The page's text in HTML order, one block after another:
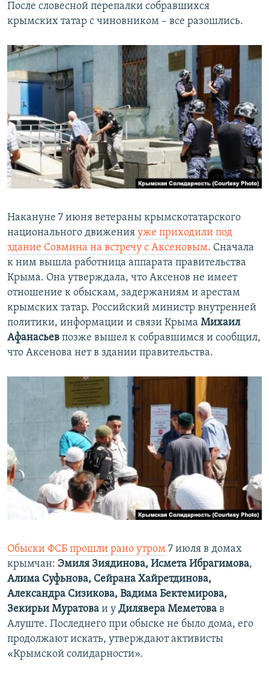
После словесной перепалки собравшихся
крымских татар с чиновником – все разошлись.
Накануне 7 июня ветераны крымскотатарского
национального движения уже приходили под
здание Совмина на встречу с Аксеновым. Сначала
к ним вышла работница аппарата правительства
Крыма. Она утверждала, что Аксенов не имеет
отношение к обыскам, задержаниям и арестам
крымских татар. Российский министр внутренней
политики, информации и связи Крыма Михаил
Афанасьев позже вышел к собравшимся и сообщил,
что Аксенова нет в здании правительства.
Обыски ФСБ прошли рано утром 7 июля в домах
крымчан: Эмиля Зиядинова, Исмета Ибрагимова,
Алима Суфьнова, Сейрана Хайретдинова,
Александра Сизикова, Вадима Бектемирова,
Зекирьи Муратова и у Дилявера Меметова в
Алуште. Последнего при обыске не было дома, его
продолжают искать, утверждают активисты
«Крымской солидарности».